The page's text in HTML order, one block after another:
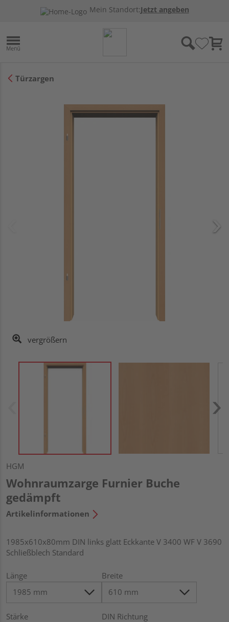
Mein Standort:Jetzt angeben
Türzargen
vergrößern
HGM
Wohnraumzarge Furnier Buche
gedämpft
Artikelinformationen
1985x610x80mm DIN links glatt Eckkante V 3400 WF V 3690
Schließblech Standard
Länge Breite
Stärke DIN Richtung